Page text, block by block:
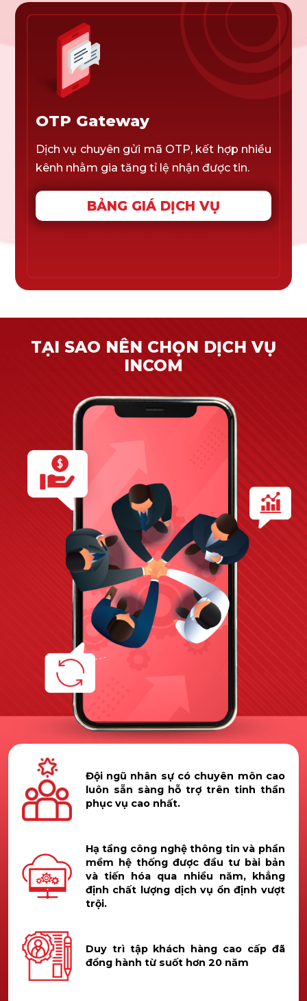
OTP Gateway
Dịch vụ chuyên gửi mã OTP, kết hợp nhiều
kênh nhằm gia tăng tỉ lệ nhận được tin.
BẢNG GIÁ DỊCH VỤ
TẠI SAO NÊN CHỌN DỊCH VỤ
INCOM
Đội ngũ nhân sự có chuyên môn cao
luôn sẵn sàng hỗ trợ trên tinh thần
phục vụ cao nhất.
Hạ tầng công nghệ thông tin và phần
mềm hệ thống được đầu tư bài bản
và tiến hóa qua nhiều năm, khẳng
định chất lượng dịch vụ ổn định vượt
trội.
Duy trì tập khách hàng cao cấp đã
đồng hành từ suốt hơn 20 năm